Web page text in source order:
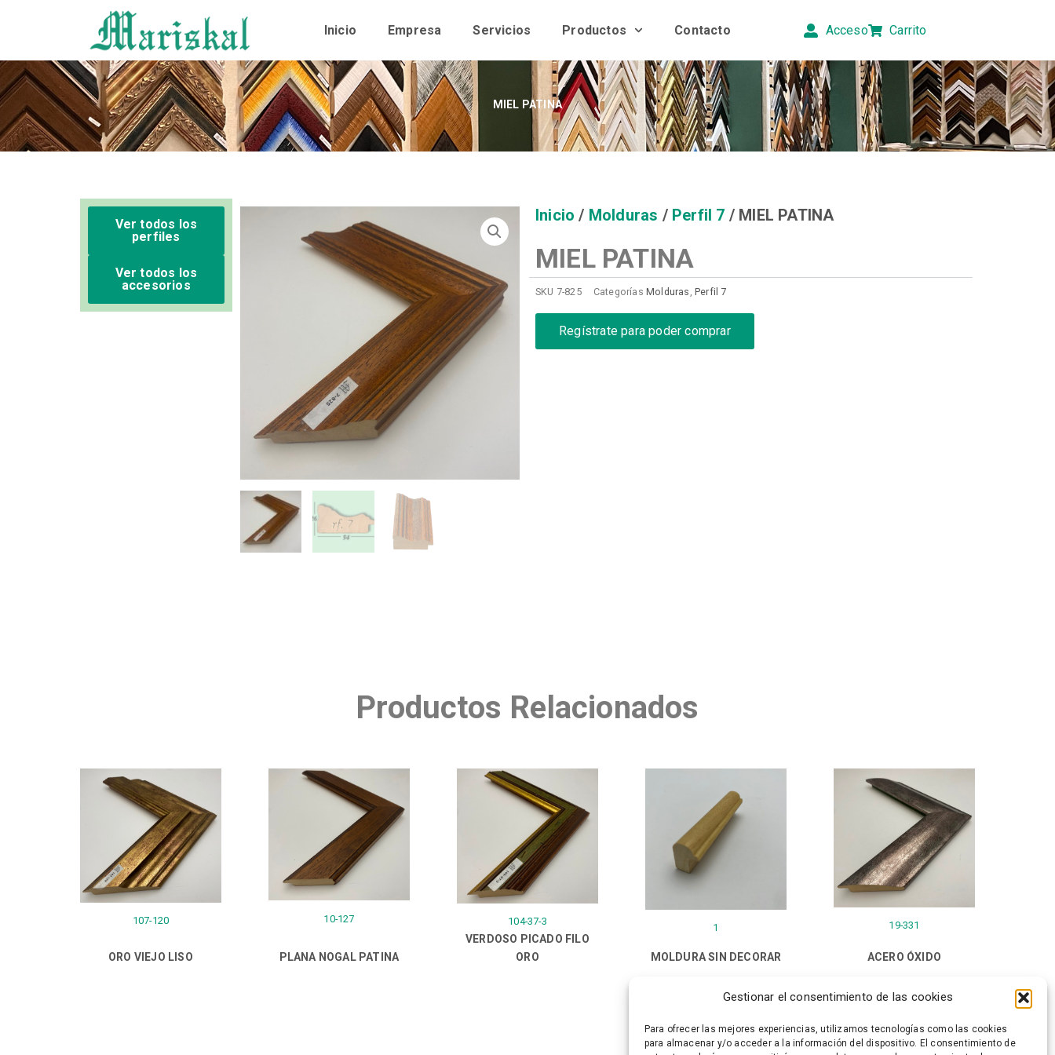
Gestionar el consentimiento de las cookies
Para ofrecer las mejores experiencias, utilizamos tecnologías como las cookies
para almacenar y/o acceder a la información del dispositivo. El consentimiento de
Inicio Empresa Servicios Productos Contacto Acceso Carrito
MIEL PATINA
Ver todos los
perfiles
Ver todos los
accesorios
Inicio / Molduras / Perfil 7 / MIEL PATINA
MIEL PATINA
SKU 7-825 Categorías Molduras ,Perfil 7
Regístrate para poder comprar
Productos Relacionados
107-120
ORO VIEJO LISO
10-127
PLANA NOGAL PATINA
104-37-3
VERDOSO PICADO FILO
ORO
1
MOLDURA SIN DECORAR
19-331
ACERO ÓXIDO